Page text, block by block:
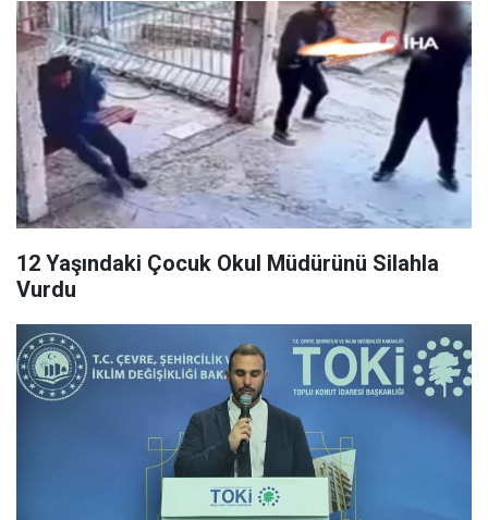
12 Yaşındaki Çocuk Okul Müdürünü Silahla
Vurdu